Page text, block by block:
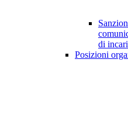
di
Posizioni